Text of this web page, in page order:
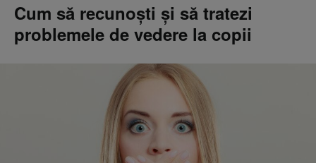
Cum să recunoști și să tratezi
problemele de vedere la copii